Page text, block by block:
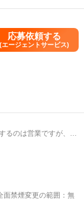
応募依頼する
(エージェントサービス)
面禁煙変更の範囲：無